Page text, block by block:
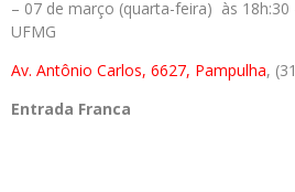
– 07 de março (quarta-feira) às 18h:30
UFMG
Av. Antônio Carlos, 6627, Pampulha,
Entrada Franca